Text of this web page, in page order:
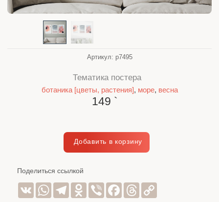
Артикул: p7495
Тематика постера
ботаника [цветы, растения], море, весна
149 `
Поделиться ссылкой
VK WhatsAppTelegramOdnoklassniki
Viber Facebook
Threads